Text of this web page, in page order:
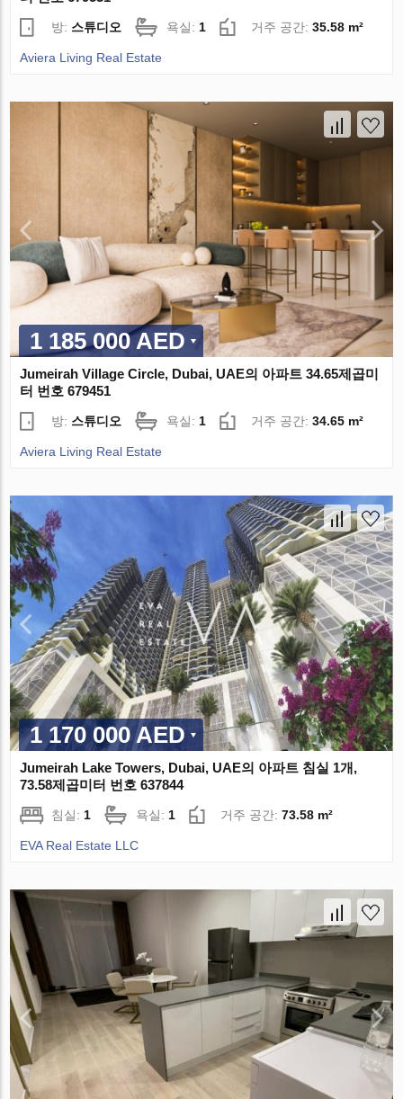
방: 스튜디오 욕실:1 거주 공간:35.58 m²
Aviera Living Real Estate
1 185 000 AED
Jumeirah Village Circle, Dubai, UAE의 아파트 34.65제곱미
터 번호 679451
방: 스튜디오 욕실: 1 거주 공간:34.65 m²
Aviera Living Real Estate
1 170 000 AED
Jumeirah Lake Towers, Dubai, UAE의 아파트 침실 1개,
73.58제곱미터 번호 637844
침실: 1 욕실: 1 거주 공간:73.58 m²
EVA Real Estate LLC